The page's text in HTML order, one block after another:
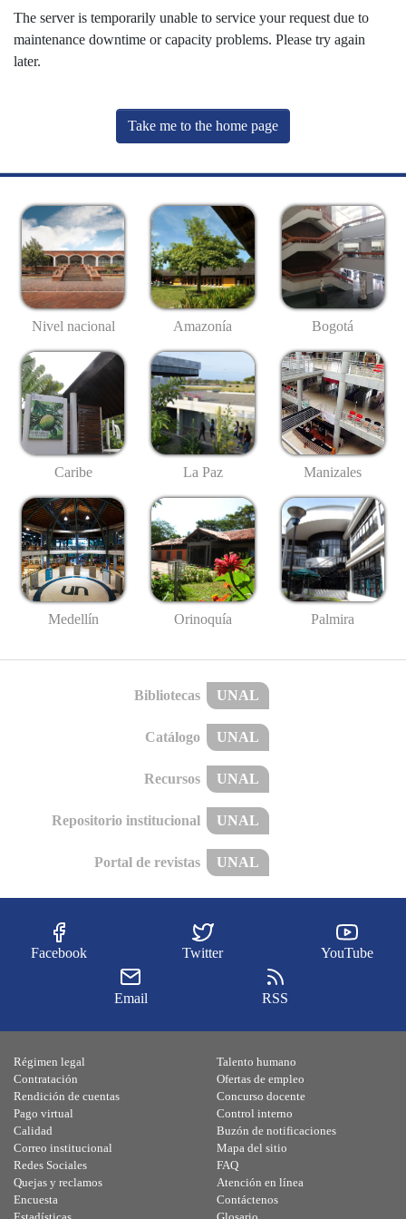
The server is temporarily unable to service your request due to
maintenance downtime or capacity problems. Please try again
later.
Take me to the home page
Nivel nacional Amazonía Bogotá
Caribe La Paz Manizales
Medellín Orinoquía Palmira
Bibliotecas UNAL
Catálogo UNAL
Recursos UNAL
Repositorio institucional UNAL
Portal de revistas UNAL
Facebook Twitter YouTube
Email RSS
Régimen legal
Contratación
Rendición de cuentas
Pago virtual
Calidad
Talento humano
Ofertas de empleo
Concurso docente
Control interno
Buzón de notificaciones
Correo institucional
Redes Sociales
Quejas y reclamos
Encuesta
Mapa del sitio
FAQ
Atención en línea
Contáctenos